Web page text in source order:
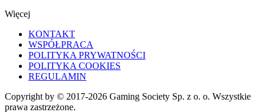
Więcej
KONTAKT
WSPÓŁPRACA
POLITYKA PRYWATNOŚCI
POLITYKA COOKIES
REGULAMIN
Copyright by © 2017-2026 Gaming Society Sp. z o. o. Wszystkie
prawa zastrzeżone.